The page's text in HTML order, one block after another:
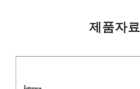
제품자료